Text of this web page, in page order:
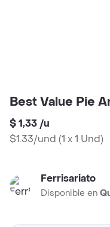
Best Value Pie
$ 1,33 /u
$1.33/und (1 x 1 Und)
Ferrisariato
Disponible en